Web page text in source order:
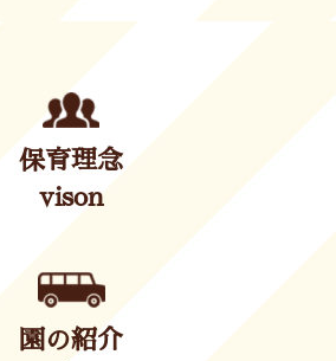
保育理念
vison
園の紹介